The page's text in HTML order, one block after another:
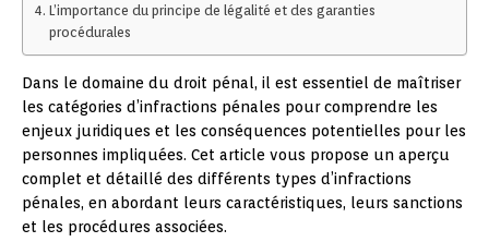
L’importance du principe de légalité et des garanties
procédurales
Dans le domaine du droit pénal, il est essentiel de maîtriser
les catégories d’infractions pénales pour comprendre les
enjeux juridiques et les conséquences potentielles pour les
personnes impliquées. Cet article vous propose un aperçu
complet et détaillé des différents types d’infractions
pénales, en abordant leurs caractéristiques, leurs sanctions
et les procédures associées.